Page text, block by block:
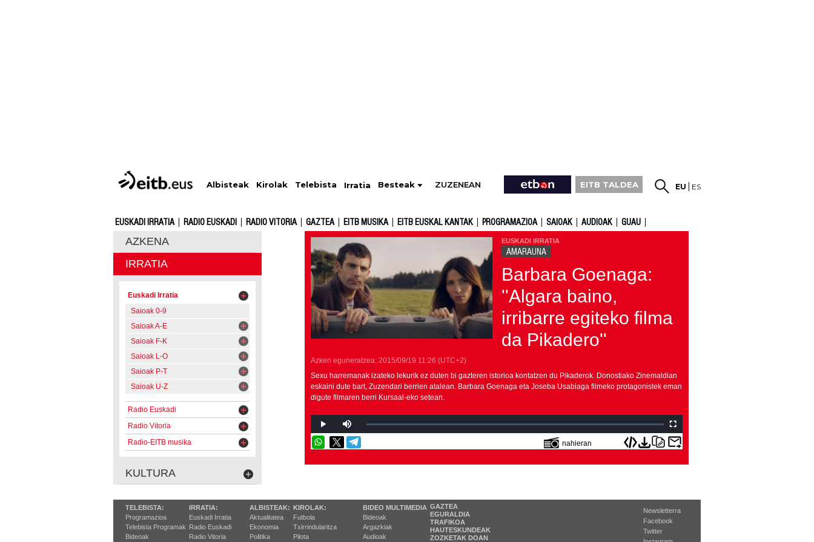
Albisteak Kirolak Telebista Irratia Besteak ZUZENEAN EITB TALDEA EU ES
EUSKADI IRRATIA RADIO EUSKADI RADIO VITORIA GAZTEA EITB MUSIKA EITB EUSKAL KANTAK PROGRAMAZIOA SAIOAK AUDIOAK GUAU
AZKENA
IRRATIA
Euskadi Irratia
Saioak 0-9
Saioak A-E
Saioak F-K
Saioak L-O
Saioak P-T
Saioak U-Z
Radio Euskadi
Radio Vitoria
Radio-EITB musika
KULTURA
EUSKADI IRRATIA
AMARAUNA
Barbara Goenaga:
''Algara baino,
irribarre egiteko filma
da Pikadero''
Azken eguneratzea: 2015/09/19 11:26 (UTC+2)
Sexu harremanak izateko lekurik ez duten bi gazteren istorioa kontatzen du Pikaderok. Donostiako Zinemaldian
eskaini dute bart, Zuzendari berrien atalean. Barbara Goenaga eta Joseba Usabiaga filmeko protagonistek eman
digute filmaren berri Kursaal-eko setean.
nahieran
TELEBISTA:
Programazioa
Telebista Programak
Bideoak
IRRATIA:
Euskadi Irratia
Radio Euskadi
Radio Vitoria
ALBISTEAK:
Aktualitatea
Ekonomia
Politika
KIROLAK:
Futbola
Txirrindularitza
Pilota
BIDEO MULTIMEDIA
Bideoak
Argazkiak
Audioak
GAZTEA
EGURALDIA
TRAFIKOA
HAUTESKUNDEAK
ZOZKETAK DOAN
Newsletterra
Facebook
Twitter